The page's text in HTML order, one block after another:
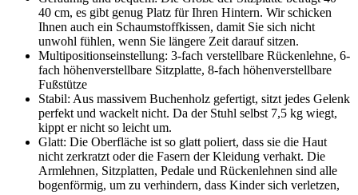
40 cm, es gibt genug Platz für Ihren Hintern. Wir schicken
Ihnen auch ein Schaumstoffkissen, damit Sie sich nicht
unwohl fühlen, wenn Sie längere Zeit darauf sitzen.
Multipositionseinstellung: 3-fach verstellbare Rückenlehne, 6-
fach höhenverstellbare Sitzplatte, 8-fach höhenverstellbare
Fußstütze
Stabil: Aus massivem Buchenholz gefertigt, sitzt jedes Gelenk
perfekt und wackelt nicht. Da der Stuhl selbst 7,5 kg wiegt,
kippt er nicht so leicht um.
Glatt: Die Oberfläche ist so glatt poliert, dass sie die Haut
nicht zerkratzt oder die Fasern der Kleidung verhakt. Die
Armlehnen, Sitzplatten, Pedale und Rückenlehnen sind alle
bogenförmig, um zu verhindern, dass Kinder sich verletzen,